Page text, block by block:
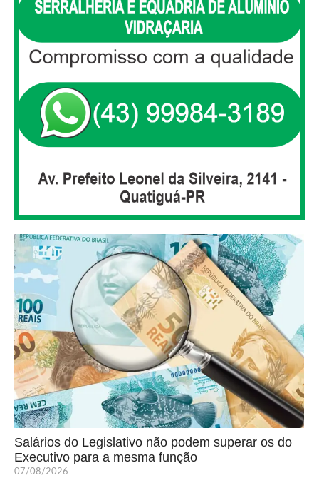
Salários do Legislativo não podem superar os do
Executivo para a mesma função
07/08/2026